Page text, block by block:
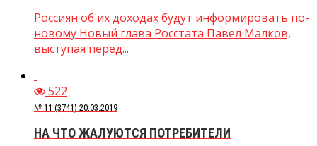
Россиян об их доходах будут информировать по-
новому Новый глава Росстата Павел Малков,
выступая перед...
522
№ 11 (3741) 20.03.2019
НА ЧТО ЖАЛУЮТСЯ ПОТРЕБИТЕЛИ